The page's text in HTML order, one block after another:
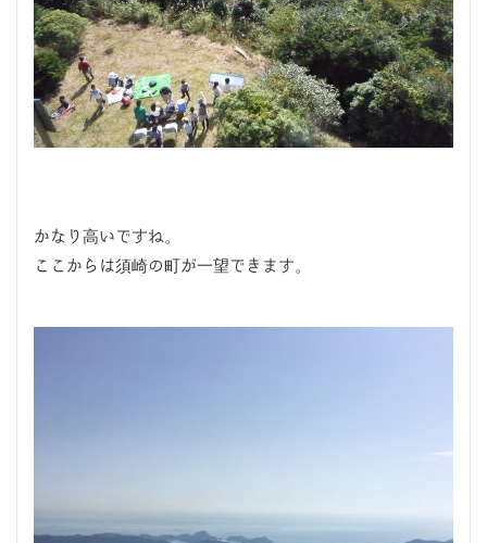
かなり高いですね。
ここからは須崎の町が一望できます。